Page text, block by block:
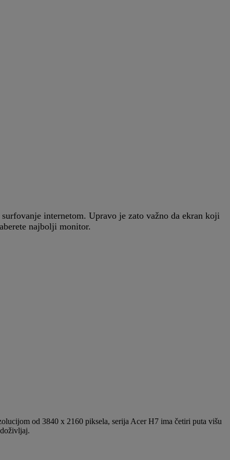
internetom. Upravo je zato važno da ekran koji
najbolji monitor.
od 3840 x 2160 piksela, serija Acer H7 ima četiri puta višu